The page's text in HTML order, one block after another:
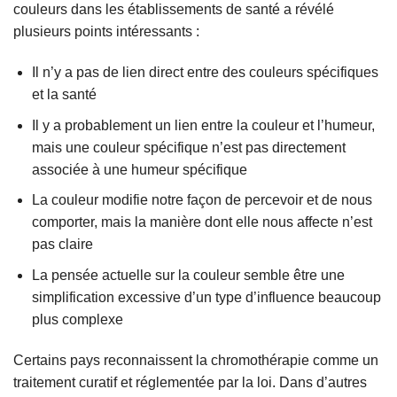
couleurs dans les établissements de santé a révélé
plusieurs points intéressants :
Il n’y a pas de lien direct entre des couleurs spécifiques
et la santé
Il y a probablement un lien entre la couleur et l’humeur,
mais une couleur spécifique n’est pas directement
associée à une humeur spécifique
La couleur modifie notre façon de percevoir et de nous
comporter, mais la manière dont elle nous affecte n’est
pas claire
La pensée actuelle sur la couleur semble être une
simplification excessive d’un type d’influence beaucoup
plus complexe
Certains pays reconnaissent la chromothérapie comme un
traitement curatif et réglementée par la loi. Dans d’autres